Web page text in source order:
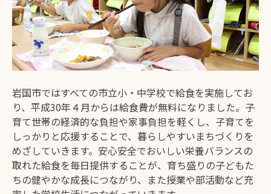
ふるさと納税 地域紹介
ファンクラブ トップページ
運営者情報
サイトポリシー
岩国市ではすべての市立小・中学校で給食を実施してお
り、平成30年４月からは給食費が無料になりました。子
育て世帯の経済的な負担や家事負担を軽くし、子育てを
しっかりと応援することで、暮らしやすいまちづくりを
めざしていきます。安心安全でおいしい栄養バランスの
取れた給食を毎日提供することが、育ち盛りの子どもた
ちの健やかな成長につながり、また授業や部活動など充